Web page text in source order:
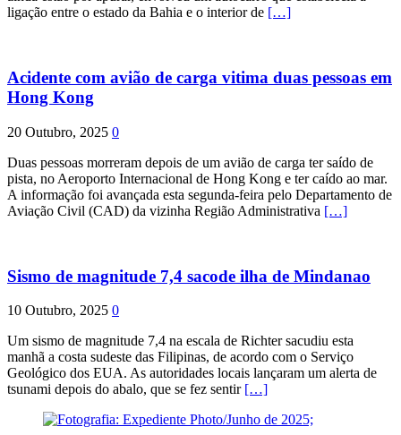
ligação entre o estado da Bahia e o interior de […]
Acidente com avião de carga vitima duas pessoas em
Hong Kong
20 Outubro, 2025 0
Duas pessoas morreram depois de um avião de carga ter saído de
pista, no Aeroporto Internacional de Hong Kong e ter caído ao mar.
A informação foi avançada esta segunda-feira pelo Departamento de
Aviação Civil (CAD) da vizinha Região Administrativa […]
Sismo de magnitude 7,4 sacode ilha de Mindanao
10 Outubro, 2025 0
Um sismo de magnitude 7,4 na escala de Richter sacudiu esta
manhã a costa sudeste das Filipinas, de acordo com o Serviço
Geológico dos EUA. As autoridades locais lançaram um alerta de
tsunami depois do abalo, que se fez sentir […]